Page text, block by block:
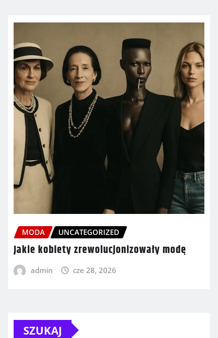
MODA UNCATEGORIZED
Jakie kobiety zrewolucjonizowały modę
admin cze 28, 2026
SZUKAJ